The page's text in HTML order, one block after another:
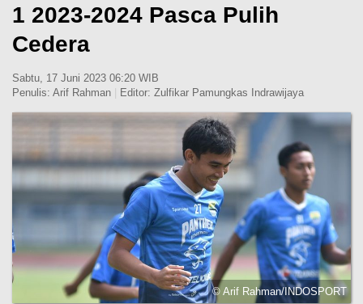
LIGA SPANYOL
LIGA CHAMPIONS
LIGA PRANCIS
LIGA EUROPA
E-SPORT
TEMPAT OLAHRAGA
PASUKAN SEHAT
1 2023-2024 Pasca Pulih
Cedera
Sabtu, 17 Juni 2023 06:20 WIB
Penulis: Arif Rahman Editor: Zulfikar Pamungkas Indrawijaya
© Arif Rahman/INDOSPORT